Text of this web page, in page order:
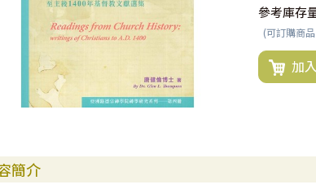
參考庫存
(可訂購商
加
簡介